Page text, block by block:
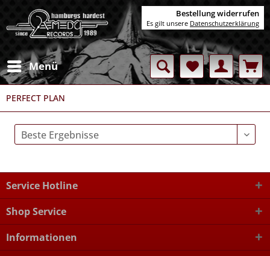
Menü
PERFECT PLAN
Service Hotline
Shop Service
Informationen
Bestellung widerrufen
Es gilt unsere Datenschutzerklärung